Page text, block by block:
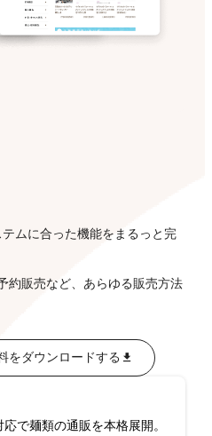
ムに合った機能をまるっと完
約販売など、あらゆる販売方法
をダウンロードする
で麺類の通販を本格展開。